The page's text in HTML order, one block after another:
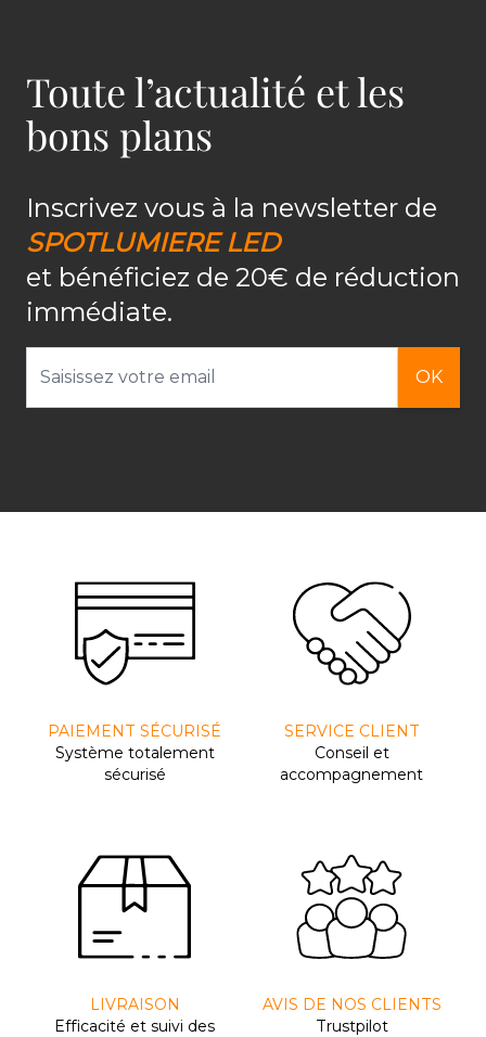
Toute l’actualité et les
bons plans
Inscrivez vous à la newsletter de
SPOTLUMIERE LED
et bénéficiez de 20€ de réduction
immédiate.
OK
PAIEMENT SÉCURISÉ
Système totalement
sécurisé
SERVICE CLIENT
Conseil et
accompagnement
LIVRAISON
Efﬁcacité et suivi des
AVIS DE NOS CLIENTS
Trustpilot